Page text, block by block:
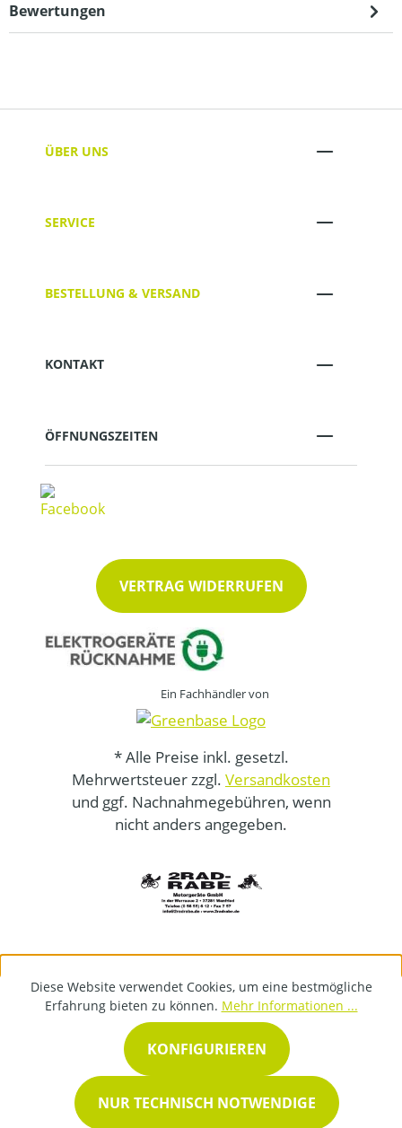
Bewertungen
ÜBER UNS
SERVICE
BESTELLUNG & VERSAND
KONTAKT
ÖFFNUNGSZEITEN
VERTRAG WIDERRUFEN
Ein Fachhändler von
* Alle Preise inkl. gesetzl.
Mehrwertsteuer zzgl. Versandkosten
und ggf. Nachnahmegebühren, wenn
nicht anders angegeben.
Diese Website verwendet Cookies, um eine bestmögliche
Erfahrung bieten zu können. Mehr Informationen ...
NUR TECHNISCH NOTWENDIGE
KONFIGURIEREN